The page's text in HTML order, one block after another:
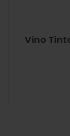
Vino